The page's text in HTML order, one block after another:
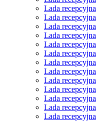
Lada
Lada
Lada
Lada
Lada
Lada
Lada
Lada
Lada
Lada
Lada
Lada
Lada